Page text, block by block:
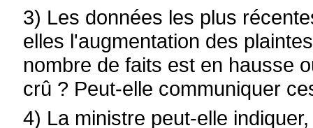
3) Les données les plus
elles l'augmentation des
nombre de faits est en hausse
crû ? Peut-elle communiquer
4) La ministre peut-elle